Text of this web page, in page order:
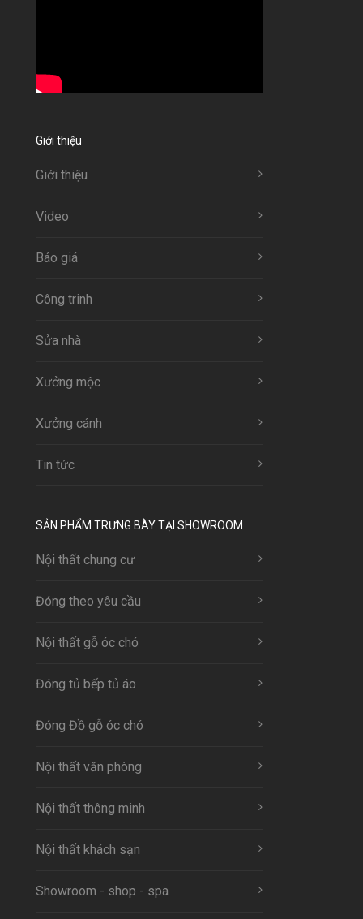
Giới thiệu
Giới thiệu
Video
Báo giá
Công trinh
Sửa nhà
Xưởng mộc
Xưởng cánh
Tin tức
SẢN PHẨM TRƯNG BÀY TẠI SHOWROOM
Nội thất chung cư
Đóng theo yêu cầu
Nội thất gỗ óc chó
Đóng tủ bếp tủ áo
Đóng Đồ gỗ óc chó
Nội thất văn phòng
Nội thất thông minh
Nội thất khách sạn
Showroom - shop - spa